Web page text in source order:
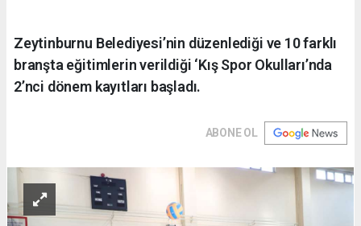
Zeytinburnu Belediyesi’nin düzenlediği ve 10 farklı
branşta eğitimlerin verildiği ‘Kış Spor Okulları’nda
2’nci dönem kayıtları başladı.
ABONE OL